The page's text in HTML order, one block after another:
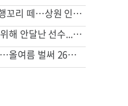
'트럼프 충성파' 美법무 대행꼬리 떼…상원 인준 가까스로 가결
ATM 7번 이강인 “난 발전 위해 안달난 선수...120% 보여줄 것”
하루 200명 넘게 온열질환…올여름 벌써 26명 숨졌다